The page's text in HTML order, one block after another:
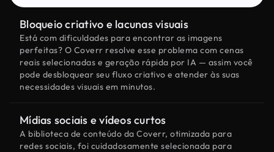
Bloqueio criativo e lacunas visuais
Está com dificuldades para encontrar as imagens
perfeitas? O Coverr resolve esse problema com cenas
reais selecionadas e geração rápida por IA — assim você
pode desbloquear seu fluxo criativo e atender às suas
necessidades visuais em minutos.
Mídias sociais e vídeos curtos
A biblioteca de conteúdo da Coverr, otimizada para
redes sociais, foi cuidadosamente selecionada para